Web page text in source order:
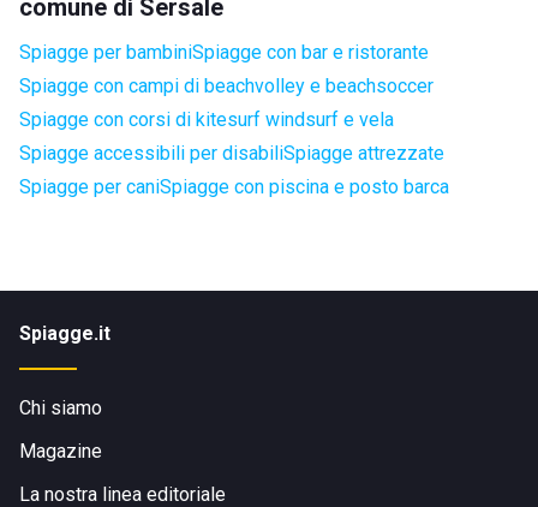
comune di Sersale
Spiagge per bambiniSpiagge con bar e ristorante
Spiagge con campi di beachvolley e beachsoccer
Spiagge con corsi di kitesurf windsurf e vela
Spiagge accessibili per disabiliSpiagge attrezzate
Spiagge per caniSpiagge con piscina e posto barca
Spiagge.it
Chi siamo
Magazine
La nostra linea editoriale